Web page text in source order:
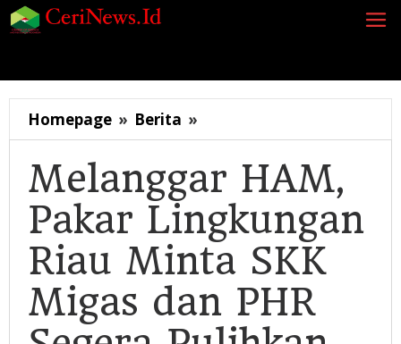
Lewati
ke
Homepage » Berita »
HAM,
Pakar
Lingkungan
Riau
Minta
SKK
Migas
dan
PHR
Melanggar HAM,
Pakar Lingkungan
Riau Minta SKK
Migas dan PHR